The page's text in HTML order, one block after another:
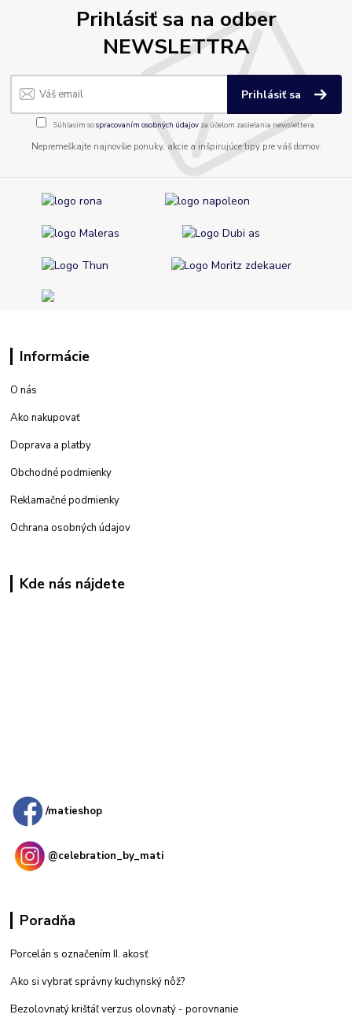
Prihlásiť sa na odber
NEWSLETTRA
Prihlásiť sa
Súhlasím sospracovaním osobných údajov za účelom zasielania newslettera.
Nepremeškajte najnovšie ponuky, akcie a inšpirujúce tipy pre váš domov.
Informácie
O nás
Ako nakupovať
Doprava a platby
Obchodné podmienky
Reklamačné podmienky
Ochrana osobných údajov
Kde nás nájdete
/matieshop
@celebration_by_mati
Poradňa
Porcelán s označením II. akosť
Ako si vybrať správny kuchynský nôž?
Bezolovnatý krištáľ verzus olovnatý - porovnanie